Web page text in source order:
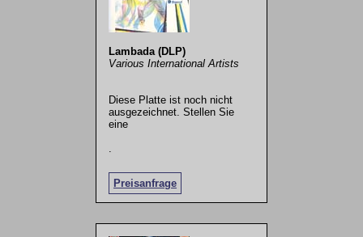
Lambada (DLP)
Various International Artists
Diese Platte ist noch nicht
ausgezeichnet. Stellen Sie
eine
Preisanfrage